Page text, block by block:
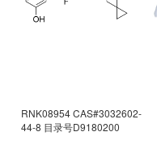
RNK08954 CAS#3032602-
44-8 目录号D9180200